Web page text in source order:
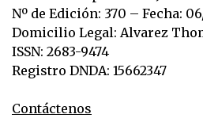
Nº de Edición: 370 – Fecha:
Domicilio Legal: Alvarez
ISSN: 2683-9474
Registro DNDA: 15662347
Contáctenos